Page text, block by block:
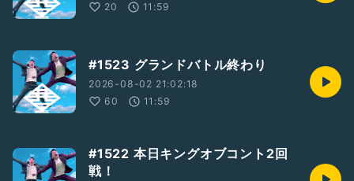
20
11:59
#1523 グランドバトル終わり
2026-08-02 21:02:18
60
11:59
#1522 本日キングオブコント2回
戦！